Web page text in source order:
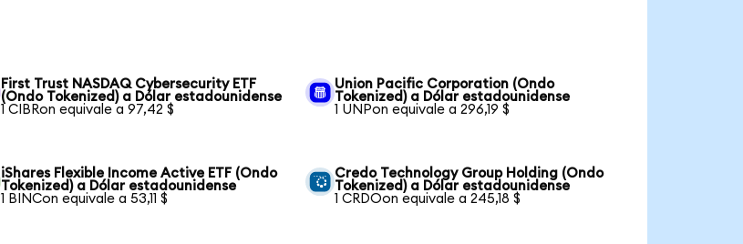
First Trust NASDAQ Cybersecurity ETF
(Ondo Tokenized) a Dólar estadounidense
1 CIBRon equivale a 97,42 $
Union Pacific Corporation (Ondo
Tokenized) a Dólar estadounidense
1 UNPon equivale a 296,19 $
iShares Flexible Income Active ETF (Ondo
Tokenized) a Dólar estadounidense
1 BINCon equivale a 53,11 $
Credo Technology Group Holding (Ondo
Tokenized) a Dólar estadounidense
1 CRDOon equivale a 245,18 $